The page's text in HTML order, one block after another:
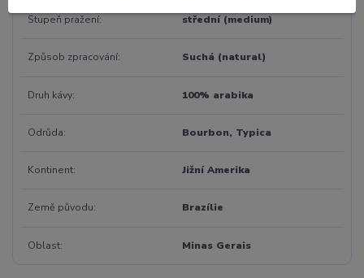
Stupeň pražení střední (medium)
Způsob zpracování Suchá (natural)
Druh kávy 100% arabika
Odrůda Bourbon, Typica
Kontinent Jižní Amerika
Země původu Brazílie
Oblast Minas Gerais